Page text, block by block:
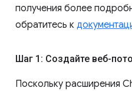
получения более
обратитесь к
Шаг 1: Создайте веб-
Поскольку расширения